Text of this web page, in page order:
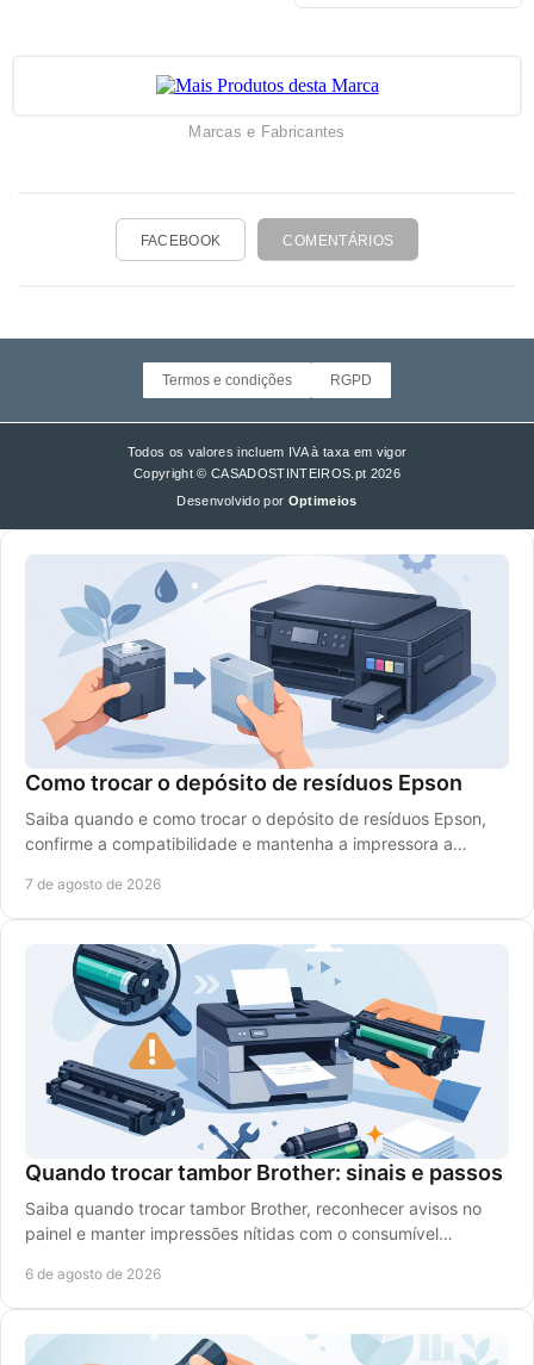
Marcas e Fabricantes
FACEBOOK COMENTÁRIOS
Termos e condições RGPD
Todos os valores incluem IVA à taxa em vigor
Copyright © CASADOSTINTEIROS.pt 2026
Desenvolvido por Optimeios
Como trocar o depósito de resíduos Epson
Saiba quando e como trocar o depósito de resíduos Epson,
confirme a compatibilidade e mantenha a impressora a
7 de agosto de 2026
Quando trocar tambor Brother: sinais e passos
Saiba quando trocar tambor Brother, reconhecer avisos no
painel e manter impressões nítidas com o consumível
6 de agosto de 2026